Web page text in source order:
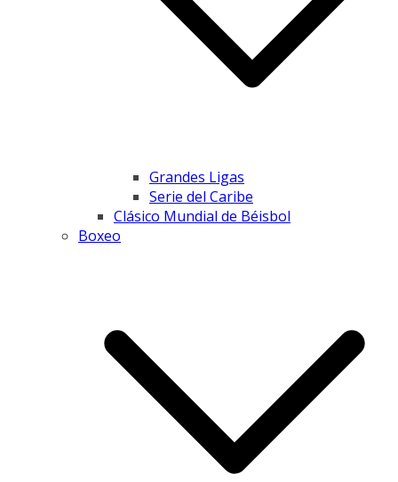
Grandes Ligas
Serie del Caribe
Clásico Mundial de Béisbol
Boxeo